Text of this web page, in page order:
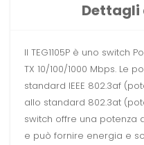
Il TEG1105P è uno switch
TX 10/100/1000 Mbps. Le
standard IEEE 802.3af
allo standard 802.3at
switch offre una potenza
e può fornire energia e